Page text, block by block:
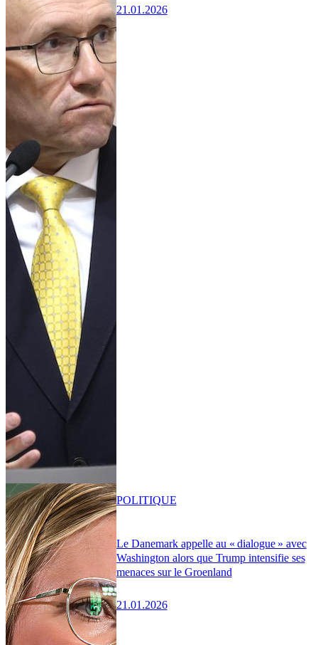
21.01.2026
Le Danemark appelle au « dialogue » avec
Washington alors que Trump intensifie ses
menaces sur le Groenland
21.01.2026
POLITIQUE